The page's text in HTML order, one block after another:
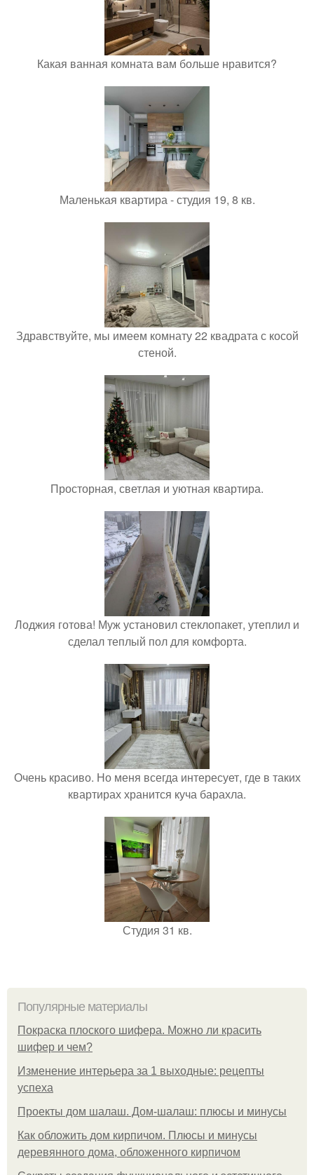
Какая ванная комната вам больше нравится?
Маленькая квартира - студия 19, 8 кв.
Здравствуйте, мы имеем комнату 22 квадрата с косой
стеной.
Просторная, светлая и уютная квартира.
Лоджия готова! Муж установил стеклопакет, утеплил и
сделал теплый пол для комфорта.
Очень красиво. Но меня всегда интересует, где в таких
квартирах хранится куча барахла.
Студия 31 кв.
Популярные материалы
Покраска плоского шифера. Можно ли красить
шифер и чем?
Изменение интерьера за 1 выходные: рецепты
успеха
Проекты дом шалаш. Дом-шалаш: плюсы и минусы
Как обложить дом кирпичом. Плюсы и минусы
деревянного дома, обложенного кирпичом